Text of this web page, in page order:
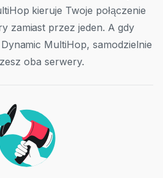
kieruje Twoje połączenie
zamiast przez jeden. A gdy
MultiHop, samodzielnie
oba serwery.